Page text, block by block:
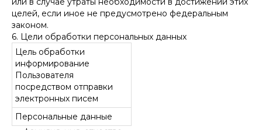
целей, если иное не предусмотрено федеральным
законом.
6. Цели обработки персональных данных
Цель обработки
информирование
Пользователя
посредством отправки
электронных писем
Персональные данные